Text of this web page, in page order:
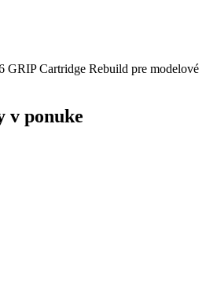
GRIP Cartridge Rebuild pre modelové
v ponuke